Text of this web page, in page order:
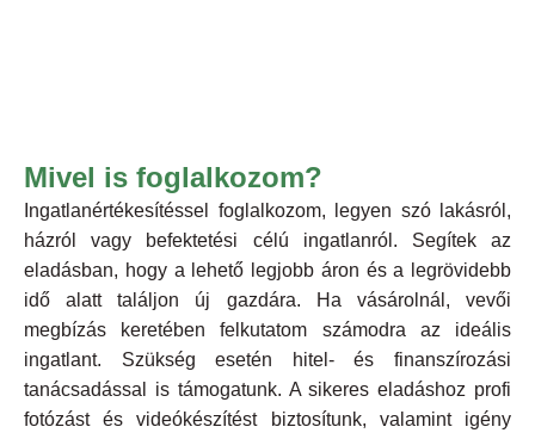
Mivel is foglalkozom?
Ingatlanértékesítéssel foglalkozom, legyen szó lakásról,
házról vagy befektetési célú ingatlanról. Segítek az
eladásban, hogy a lehető legjobb áron és a legrövidebb
idő alatt találjon új gazdára. Ha vásárolnál, vevői
megbízás keretében felkutatom számodra az ideális
ingatlant. Szükség esetén hitel- és finanszírozási
tanácsadással is támogatunk. A sikeres eladáshoz profi
fotózást és videókészítést biztosítunk, valamint igény